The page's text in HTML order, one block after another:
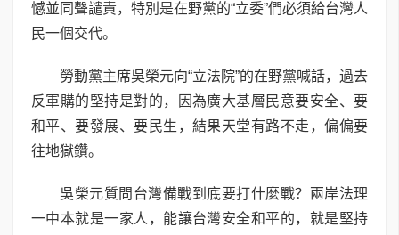
憾並同聲譴責，特別是在野黨的“立委”們必須給台灣人
民一個交代。
勞動黨主席吳榮元向“立法院”的在野黨喊話，過去
反軍購的堅持是對的，因為廣大基層民意要安全、要
和平、要發展、要民生，結果天堂有路不走，偏偏要
往地獄鑽。
吳榮元質問台灣備戰到底要打什麼戰？兩岸法理
一中本就是一家人，能讓台灣安全和平的，就是堅持